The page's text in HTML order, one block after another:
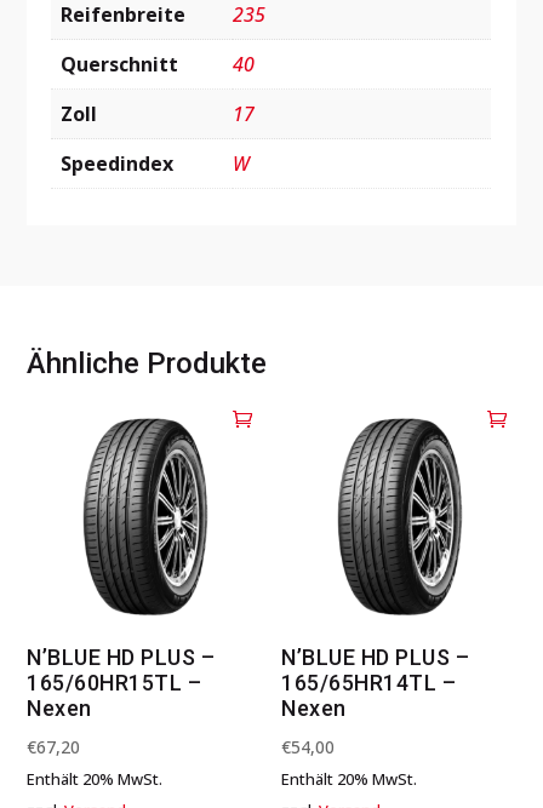
Reifenbreite
235
Querschnitt
40
Zoll
17
Speedindex
W
Ähnliche Produkte
N’BLUE HD PLUS –
165/60HR15TL –
Nexen
€67,20
Enthält 20% MwSt.
N’BLUE HD PLUS –
165/65HR14TL –
Nexen
€54,00
Enthält 20% MwSt.